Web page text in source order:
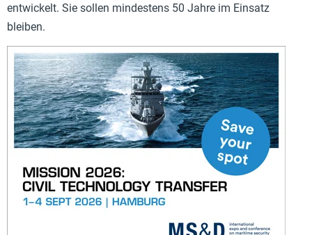
entwickelt. Sie sollen mindestens 50 Jahre im Einsatz
bleiben.